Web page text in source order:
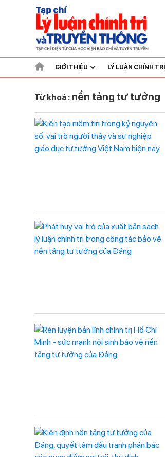
GIỚI THIỆU LÝ LUẬN CHÍNH TRỊ
Từ khoá : nền tảng tư tưởng